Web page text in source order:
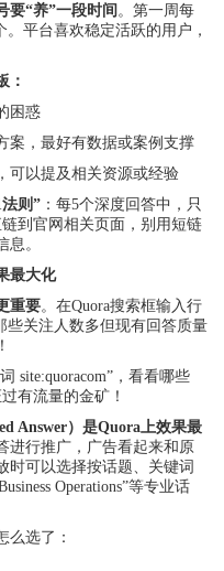
要“养”一段时间 。第一周每
平台喜欢稳定活跃的用户，
：
困惑
案，最好有数据或案例支撑
可以提及相关资源或经验
则” ：每5个深度回答中，只
到官网相关页面，别用短链
。
最大化
重要。在Quora搜索框输入行
些关注人数多但现有回答质量
site:quoracom”，看看哪些
有流量的金矿！
Answer）是Quora上效果最
进行推广，广告看起来和原
时可以选择按话题、关键词
Operations”等专业话
么选了：